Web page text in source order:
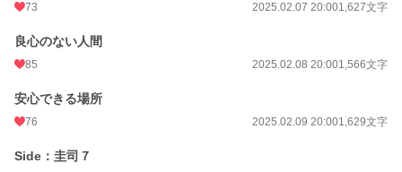
73 2025.02.07 20:001,627文字
良心のない人間
85 2025.02.08 20:001,566文字
安心できる場所
76 2025.02.09 20:001,629文字
Side：圭司７